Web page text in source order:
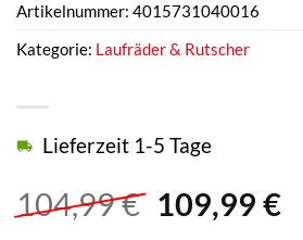
104,99€ 109,99 €
Lieferzeit 1-5 Tage
Artikelnummer: 4015731040016
Kategorie: Laufräder & Rutscher